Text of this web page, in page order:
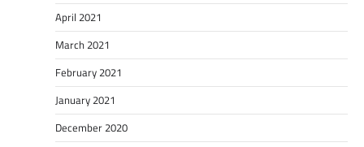
April 2021
March 2021
February 2021
January 2021
December 2020